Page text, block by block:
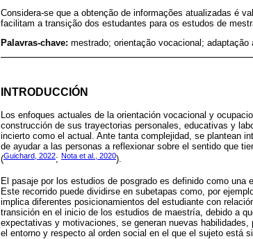
Considera-se que a obtenção de informações atualizadas é
facilitam a transição dos estudantes para os estudos de
Palavras-chave: mestrado; orientação vocacional; adaptação
INTRODUCCIÓN
Los enfoques actuales de la orientación vocacional y
construcción de sus trayectorias personales, educativas y
incierto como el actual. Ante tanta complejidad, se plantean
de ayudar a las personas a reflexionar sobre el sentido que
(Guichard, 2022; Nota et al., 2020).
El pasaje por los estudios de posgrado es definido como
Este recorrido puede dividirse en subetapas como, por
implica diferentes posicionamientos del estudiante con
transición en el inicio de los estudios de maestría, debido a
expectativas y motivaciones, se generan nuevas
el entorno y respecto al orden social en el que el sujeto está